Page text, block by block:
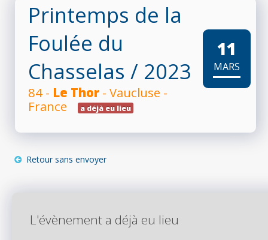
Printemps de la
Foulée du
Chasselas / 2023
84 - Le Thor - Vaucluse -
France
a déjà eu lieu
11
MARS
Retour sans envoyer
L'évènement a déjà eu lieu